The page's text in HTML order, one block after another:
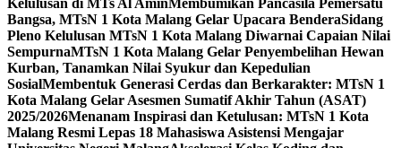
Kelulusan di MTs Al Amin Membumikan Pancasila Pemersatu
Bangsa, MTsN 1 Kota Malang Gelar Upacara BenderaSidang
Pleno Kelulusan MTsN 1 Kota Malang Diwarnai Capaian Nilai
SempurnaMTsN 1 Kota Malang Gelar Penyembelihan Hewan
Kurban, Tanamkan Nilai Syukur dan Kepedulian
SosialMembentuk Generasi Cerdas dan Berkarakter: MTsN 1
Kota Malang Gelar Asesmen Sumatif Akhir Tahun (ASAT)
2025/2026Menanam Inspirasi dan Ketulusan: MTsN 1 Kota
Malang Resmi Lepas 18 Mahasiswa Asistensi Mengajar